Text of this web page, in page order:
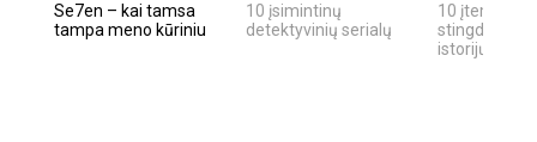
Se7en – kai tamsa
tampa meno kūriniu
10 įsimintinų
detektyvinių serialų
10 įtemptų,
stingdančių
istorijų